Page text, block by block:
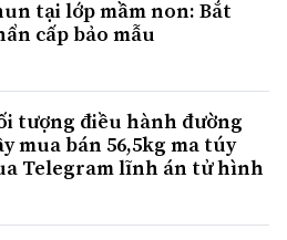
tại lớp mầm non: Bắt
cấp bảo mẫu
tượng điều hành đường
mua bán 56,5kg ma túy
Telegram lĩnh án tử hình